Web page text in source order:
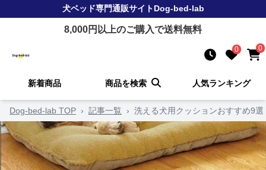
犬ベッド専門通販サイトDog-bed-lab
8,000円以上のご購入で送料無料
0 0
新着商品 商品を検索 人気ランキング
Dog-bed-lab TOP › 記事一覧 › 洗える犬用クッションおすすめ9